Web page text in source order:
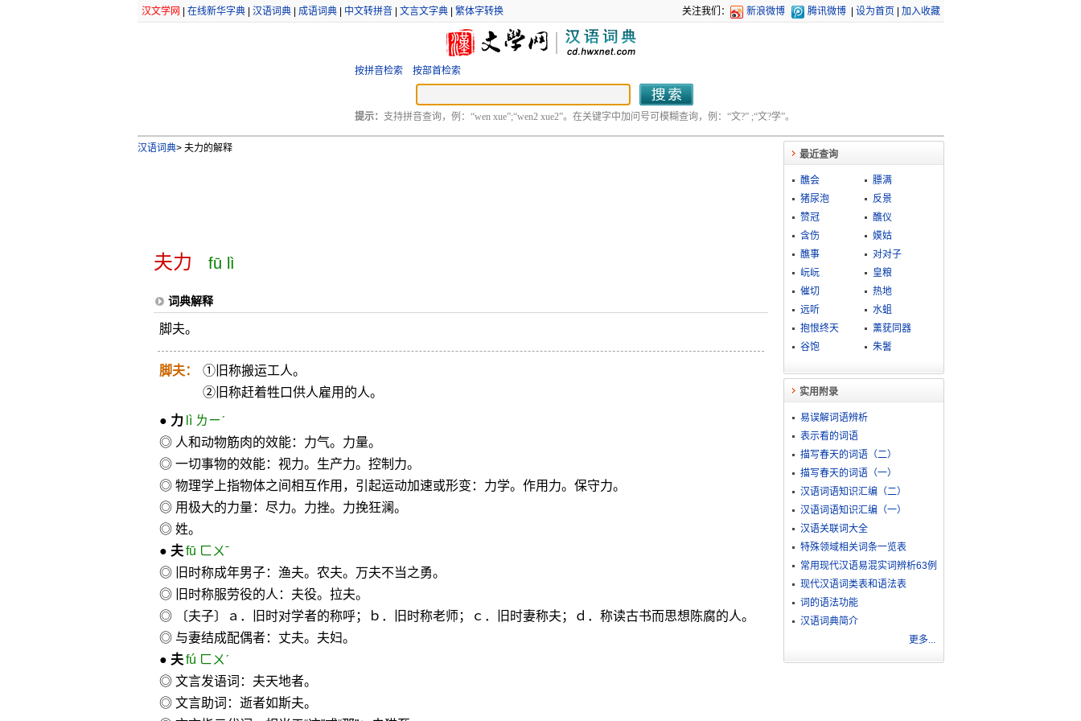
汉文学网 在线新华字典| 汉语词典| 成语词典| 中文转拼音| 文言文字典| 繁体字转换 关注我们： 新浪微博 腾讯微博 设为首页 加入收藏
按拼音检索 按部首检索
提示： 支持拼音查询，例：“wen xue”;“wen2 xue2”。在关键字中加问号可模糊查询，例：“文?” ;“文?学”。
汉语词典>夫力的解释
夫力 fū lì
词典解释
脚夫。
脚夫：
①旧称搬运工人。
②旧称赶着牲口供人雇用的人。
● 力 lì ㄌㄧˊ
◎ 人和动物筋肉的效能：力气。力量。
◎ 一切事物的效能：视力。生产力。控制力。
◎ 物理学上指物体之间相互作用，引起运动加速或形变：力学。作用力。保守力。
◎ 用极大的力量：尽力。力挫。力挽狂澜。
◎ 姓。
● 夫 fū ㄈㄨˉ
◎ 旧时称成年男子：渔夫。农夫。万夫不当之勇。
◎ 旧时称服劳役的人：夫役。拉夫。
◎ 〔夫子〕ａ．旧时对学者的称呼；ｂ．旧时称老师；ｃ．旧时妻称夫；ｄ．称读古书而思想陈腐的人。
◎ 与妻结成配偶者：丈夫。夫妇。
● 夫 fú ㄈㄨˊ
◎ 文言发语词：夫天地者。
◎ 文言助词：逝者如斯夫。
最近查询
醮会
膘满
猪尿泡
反景
赞冠
醮仪
含伤
嫫姑
醮事
对对子
岏岏
皇粮
催切
热地
远听
水蛆
抱恨终天
薰莸同器
谷饱
朱鬐
实用附录
易误解词语辨析
表示看的词语
描写春天的词语（二）
描写春天的词语（一）
汉语词语知识汇编（二）
汉语词语知识汇编（一）
汉语关联词大全
特殊领域相关词条一览表
常用现代汉语易混实词辨析63例
现代汉语词类表和语法表
词的语法功能
汉语词典简介
更多...